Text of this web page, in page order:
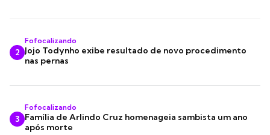
2
Fofocalizando
Jojo Todynho exibe resultado de novo procedimento
nas pernas
3
Fofocalizando
Família de Arlindo Cruz homenageia sambista um ano
após morte